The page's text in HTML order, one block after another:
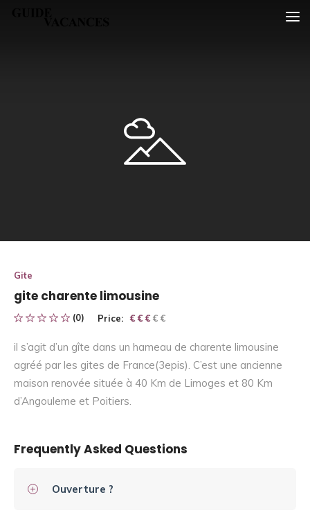
Gite
gite charente limousine
(0) Price: € € € € €
€ € €
il s’agit d’un gîte dans un hameau de charente limousine
agréé par les gites de France(3epis). C’est une ancienne
maison renovée située à 40 Km de Limoges et 80 Km
d’Angouleme et Poitiers.
Frequently Asked Questions
Ouverture ?